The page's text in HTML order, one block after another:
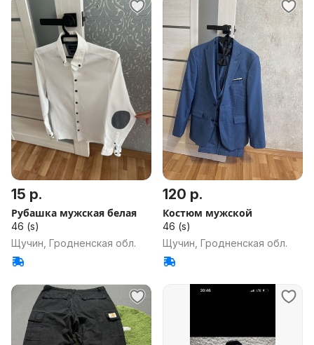
15 р.
Рубашка мужская белая
46 (s)
Щучин, Гродненская обл.
120 р.
Костюм мужской
46 (s)
Щучин, Гродненская обл.